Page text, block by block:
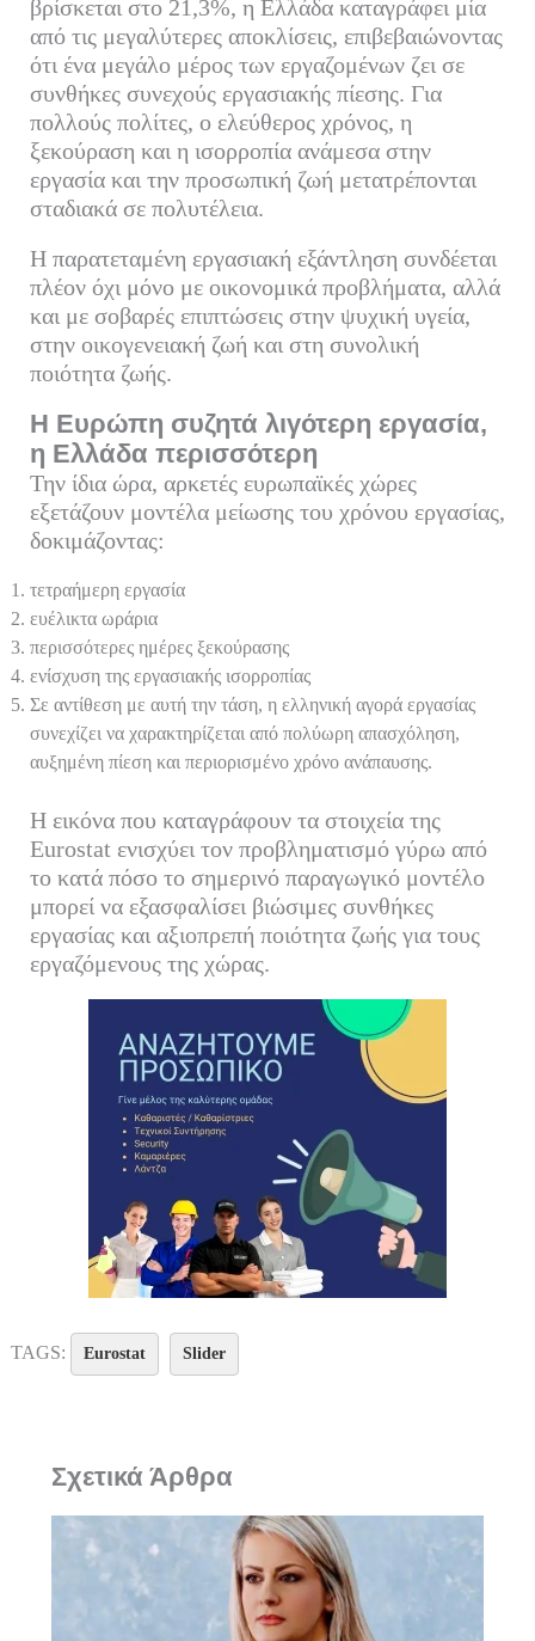
βρίσκεται στο 21,3%, η Ελλάδα καταγράφει μία
από τις μεγαλύτερες αποκλίσεις, επιβεβαιώνοντας
ότι ένα μεγάλο μέρος των εργαζομένων ζει σε
συνθήκες συνεχούς εργασιακής πίεσης. Για
πολλούς πολίτες, ο ελεύθερος χρόνος, η
ξεκούραση και η ισορροπία ανάμεσα στην
εργασία και την προσωπική ζωή μετατρέπονται
σταδιακά σε πολυτέλεια.
Η παρατεταμένη εργασιακή εξάντληση συνδέεται
πλέον όχι μόνο με οικονομικά προβλήματα, αλλά
και με σοβαρές επιπτώσεις στην ψυχική υγεία,
στην οικογενειακή ζωή και στη συνολική
ποιότητα ζωής.
Η Ευρώπη συζητά λιγότερη εργασία,
η Ελλάδα περισσότερη
Την ίδια ώρα, αρκετές ευρωπαϊκές χώρες
εξετάζουν μοντέλα μείωσης του χρόνου εργασίας,
δοκιμάζοντας:
τετραήμερη εργασία
ευέλικτα ωράρια
περισσότερες ημέρες ξεκούρασης
ενίσχυση της εργασιακής ισορροπίας
Σε αντίθεση με αυτή την τάση, η ελληνική αγορά εργασίας
συνεχίζει να χαρακτηρίζεται από πολύωρη απασχόληση,
αυξημένη πίεση και περιορισμένο χρόνο ανάπαυσης.
Η εικόνα που καταγράφουν τα στοιχεία της
Eurostat ενισχύει τον προβληματισμό γύρω από
το κατά πόσο το σημερινό παραγωγικό μοντέλο
μπορεί να εξασφαλίσει βιώσιμες συνθήκες
εργασίας και αξιοπρεπή ποιότητα ζωής για τους
εργαζόμενους της χώρας.
TAGS: Eurostat Slider
Σχετικά Άρθρα